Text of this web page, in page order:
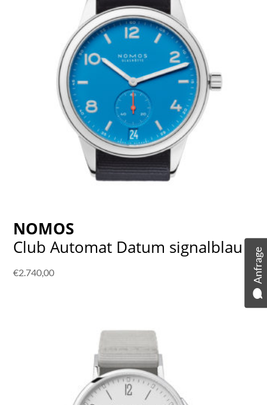
NOMOS
Club Automat Datum signalblau
€2.740,00 Anfrage